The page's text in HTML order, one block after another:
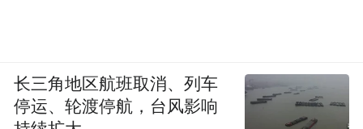
长三角地区航班取消、列车
停运、轮渡停航，台风影响